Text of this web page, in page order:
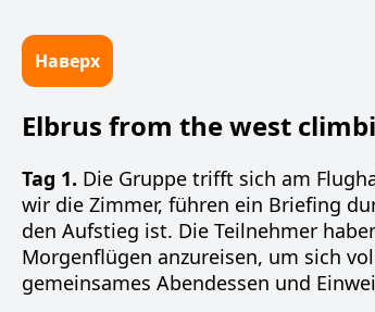
Наверх
Elbrus from the west
Tag 1. Die Gruppe trifft sich am
wir die Zimmer, führen ein Briefing
den Aufstieg ist. Die Teilnehmer
Morgenflügen anzureisen, um sich
gemeinsames Abendessen und